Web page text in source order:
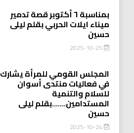
بمناسبة ٦ أكتوبر قصة تدمير
ميناء ايلات الحربي بقلم ليلى
حسين
2025-10-25
المجلس القومي للمرأة يشارك
في فعاليات منتدى أسوان
للسلام والتنمية
المستدامين…….بقلم ليلى
حسين
2025-10-24